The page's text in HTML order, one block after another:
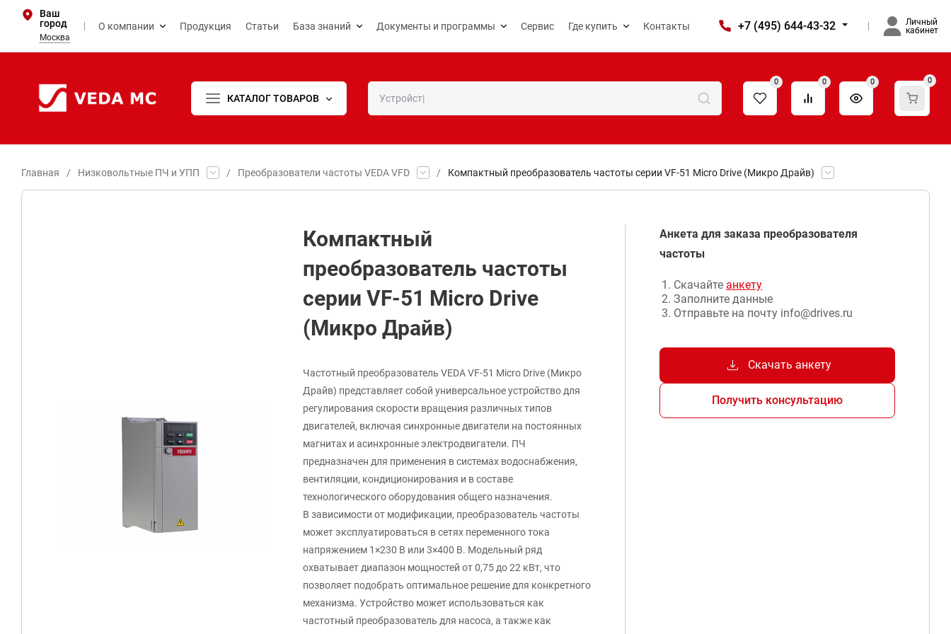
Ваш
город
Москва
О компании Продукция Статьи База знаний Документы и программы Сервис Где купить Контакты +7 (495) 644-43-32
Личный
кабинет
КАТАЛОГ ТОВАРОВ
0 0 0 0
Главная / Низковольтные ПЧ и УПП / Преобразователи частоты VEDA VFD / Компактный преобразователь частоты серии VF-51 Micro Drive (Микро Драйв)
Компактный
преобразователь частоты
серии VF-51 Micro Drive
(Микро Драйв)
Частотный преобразователь VEDA VF-51 Micro Drive (Микро
Драйв) представляет собой универсальное устройство для
регулирования скорости вращения различных типов
двигателей, включая синхронные двигатели на постоянных
магнитах и асинхронные электродвигатели. ПЧ
предназначен для применения в системах водоснабжения,
вентиляции, кондиционирования и в составе
технологического оборудования общего назначения.
В зависимости от модификации, преобразователь частоты
может эксплуатироваться в сетях переменного тока
напряжением 1×230 В или 3×400 В. Модельный ряд
охватывает диапазон мощностей от 0,75 до 22 кВт, что
позволяет подобрать оптимальное решение для конкретного
механизма. Устройство может использоваться как
частотный преобразователь для насоса, а также как
Анкета для заказа преобразователя
частоты
Скачайте анкету
Заполните данные
Отправьте на почту info@drives.ru
download Скачать анкету
Получить консультацию